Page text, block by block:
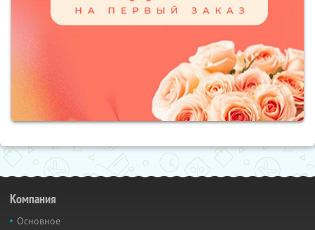
Компания
Основное